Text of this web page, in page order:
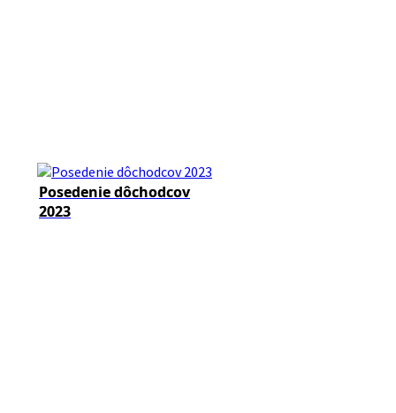
Posedenie dôchodcov
2023